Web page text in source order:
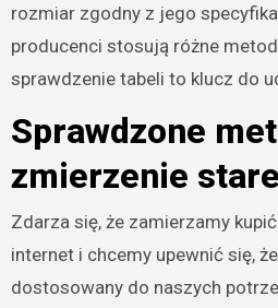
rozmiar zgodny z jego
producenci stosują różne
sprawdzenie tabeli to klucz do
Sprawdzone
zmierzenie
Zdarza się, że zamierzamy
internet i chcemy upewnić się,
dostosowany do naszych